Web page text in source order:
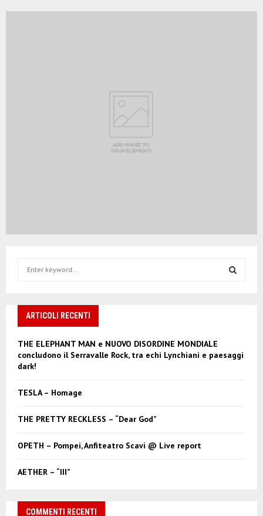
h
r
ARTICOLI RECENTI
THE ELEPHANT MAN e NUOVO DISORDINE MONDIALE
concludono il Serravalle Rock, tra echi Lynchiani e paesaggi
dark!
TESLA – Homage
THE PRETTY RECKLESS – “Dear God”
OPETH – Pompei, Anfiteatro Scavi @ Live report
AETHER – “III”
COMMENTI RECENTI